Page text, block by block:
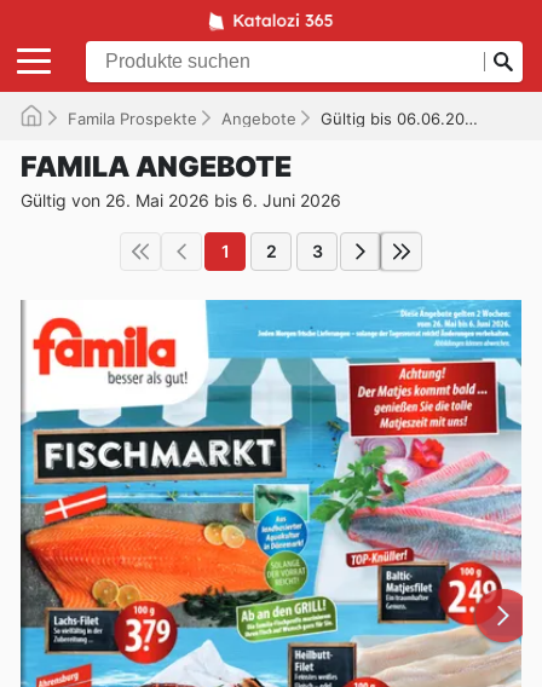
Famila Prospekte Angebote Gültig bis 06.06.2026
FAMILA ANGEBOTE
Gültig von 26. Mai 2026 bis 6. Juni 2026
1 2 3